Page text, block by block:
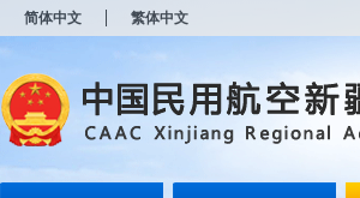
简体中文 繁体中文
开
无
障
说